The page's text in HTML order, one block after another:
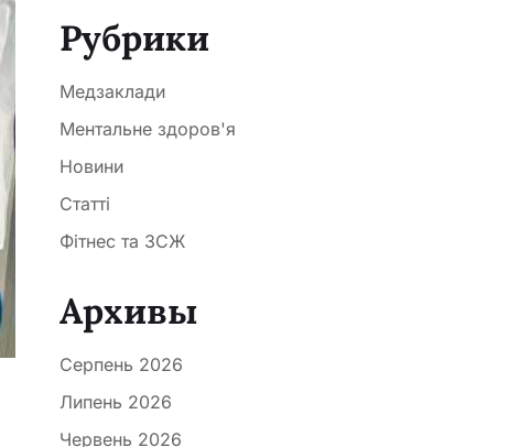
Рубрики
Медзаклади
Ментальне здоров'я
Новини
Статті
Фітнес та ЗСЖ
Архивы
Серпень 2026
Липень 2026
Червень 2026